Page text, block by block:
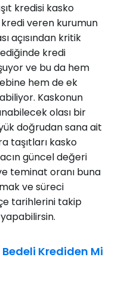
kredisi kasko
veren kurumun
açısından kritik
kredi
ve bu da hem
hem de ek
Kaskonun
olası bir
doğrudan sana ait
taşıtları kasko
güncel değeri
teminat oranı buna
ve süreci
tarihlerini takip
Krediden Mi